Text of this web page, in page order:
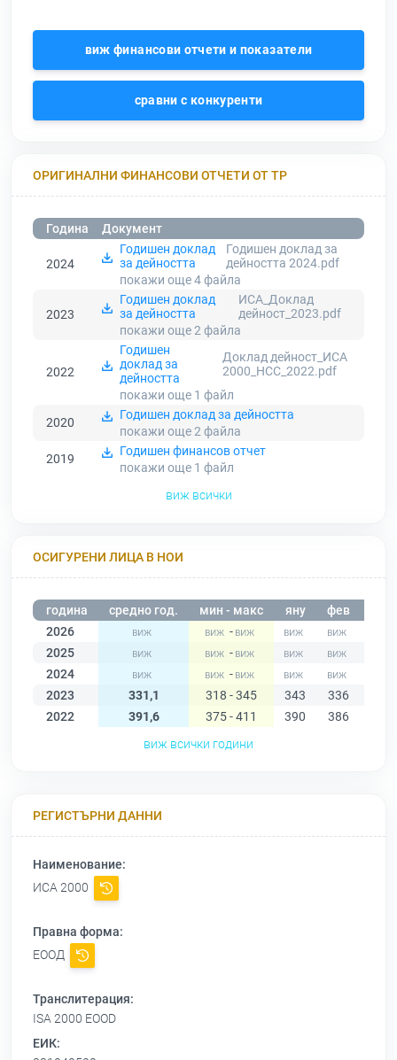
виж финансови отчети и показатели
сравни с конкуренти
ОРИГИНАЛНИ ФИНАНСОВИ ОТЧЕТИ ОТ ТР
Година Документ
2024
Годишен доклад
за дейността
Годишен доклад за
дейността 2024.pdf
покажи още 4файла
2023
Годишен доклад
за дейността
ИСА_Доклад
дейност_2023.pdf
покажи още 2файла
2022
Годишен
доклад за
дейността
Доклад дейност_ИСА
2000_НСС_2022.pdf
покажи още 1 файл
2020
Годишен доклад за дейността
покажи още 2файла
2019
Годишен финансов отчет
покажи още 1 файл
виж всички
ОСИГУРЕНИ ЛИЦА В НОИ
година средно год. мин - макс яну фев
2026
-
2025
-
2024
-
2023
331,1 318 - 345 343 336
2022
391,6 375 - 411 390 386
виж всички години
РЕГИСТЪРНИ ДАННИ
Наименование:
ИСА 2000
Правна форма:
ЕООД
Транслитерация:
ISA 2000 EOOD
ЕИК: